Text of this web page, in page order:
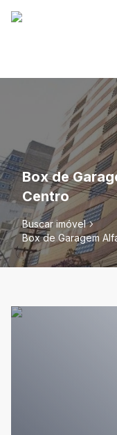
Box de
Centro
Buscar imóvel
Box de Garagem